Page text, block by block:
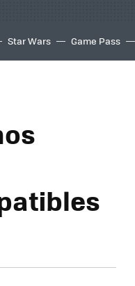
Star Wars Game Pass